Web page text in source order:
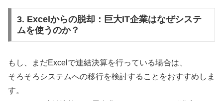
3. Excelからの脱却：巨大IT企業はなぜシステ
ムを使うのか？
もし、まだExcelで連結決算を行っている場合は、
そろそろシステムへの移行を検討することをおすすめしま
す。